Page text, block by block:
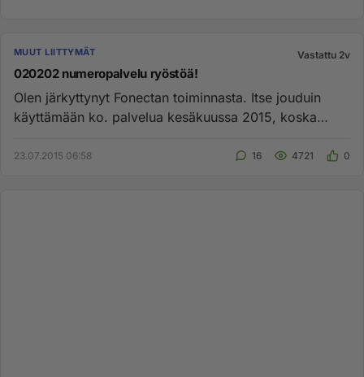
MUUT LIITTYMÄT Vastattu 2v
020202 numeropalvelu ryöstöä!
Olen järkyttynyt Fonectan toiminnasta. Itse jouduin
käyttämään ko. palvelua kesäkuussa 2015, koska
23.07.2015 06:58 16 4721 0